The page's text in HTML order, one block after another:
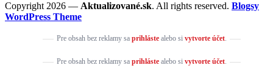
Copyright 2026 — Aktualizované.sk. All rights reserved. Blogsy
WordPress Theme
Pre obsah bez reklamy sa prihlástealebo si vytvorte účet.